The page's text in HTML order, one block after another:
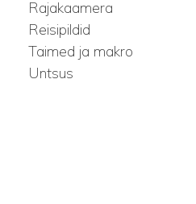
Rajakaamera
Reisipildid
Taimed ja makro
Untsus